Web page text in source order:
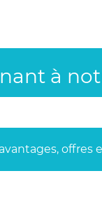
à
offres